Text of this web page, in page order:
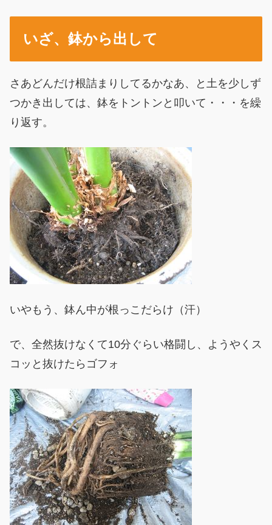
いざ、鉢から出して
さあどんだけ根詰まりしてるかなあ、と土を少しず
つかき出しては、鉢をトントンと叩いて・・・を繰
り返す。
いやもう、鉢ん中が根っこだらけ（汗）
で、全然抜けなくて10分ぐらい格闘し、ようやくス
コッと抜けたらゴフォ